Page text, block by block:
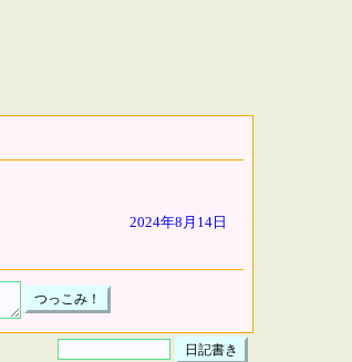
2024年8月14日